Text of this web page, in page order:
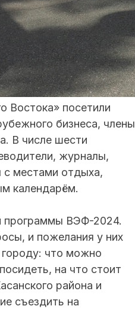
Востока» посетили
бизнеса, члены
В числе шести
журналы,
с местами отдыха,
календарём.
программы ВЭФ-2024.
и пожелания у них
городу: что можно
на что стоит
района и
съездить на